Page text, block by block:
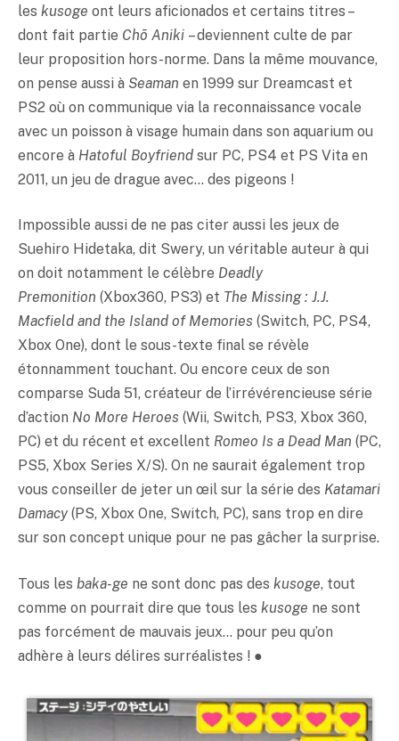
les kusoge ont leurs aficionados et certains titres –
dont fait partie Chō Aniki – deviennent culte de par
leur proposition hors-norme. Dans la même mouvance,
on pense aussi à Seaman en 1999 sur Dreamcast et
PS2 où on communique via la reconnaissance vocale
avec un poisson à visage humain dans son aquarium ou
encore à Hatoful Boyfriend sur PC, PS4 et PS Vita en
2011, un jeu de drague avec… des pigeons !
Impossible aussi de ne pas citer aussi les jeux de
Suehiro Hidetaka, dit Swery, un véritable auteur à qui
on doit notamment le célèbre Deadly
Premonition (Xbox360, PS3) et The Missing : J.J.
Macfield and the Island of Memories (Switch, PC, PS4,
Xbox One), dont le sous-texte final se révèle
étonnamment touchant. Ou encore ceux de son
comparse Suda 51, créateur de l’irrévérencieuse série
d’action No More Heroes (Wii, Switch, PS3, Xbox 360,
PC) et du récent et excellent Romeo Is a Dead Man (PC,
PS5, Xbox Series X/S). On ne saurait également trop
vous conseiller de jeter un œil sur la série des Katamari
Damacy (PS, Xbox One, Switch, PC), sans trop en dire
sur son concept unique pour ne pas gâcher la surprise.
Tous les baka-ge ne sont donc pas des kusoge, tout
comme on pourrait dire que tous les kusoge ne sont
pas forcément de mauvais jeux… pour peu qu’on
adhère à leurs délires surréalistes ! ●